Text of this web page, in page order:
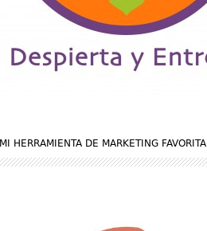
MI HERRAMIENTA DE MARKETING FAVORITA